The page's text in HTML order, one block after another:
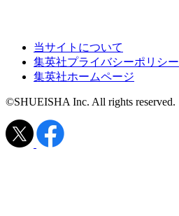
当サイトについて
集英社プライバシーポリシー
集英社ホームページ
©SHUEISHA Inc. All rights reserved.